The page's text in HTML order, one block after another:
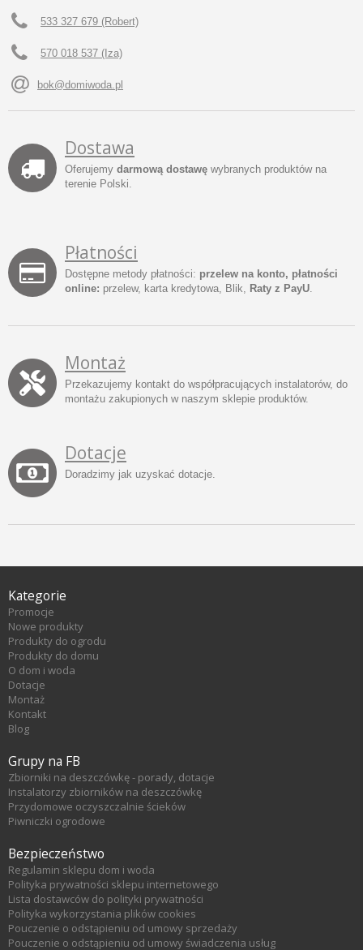
533 327 679 (Robert)
570 018 537 (Iza)
bok@domiwoda.pl
Dostawa
Oferujemy darmową dostawę wybranych produktów na
terenie Polski.
Płatności
Dostępne metody płatności: przelew na konto, płatności
online: przelew, karta kredytowa, Blik, Raty z PayU
Montaż
Przekazujemy kontakt do współpracujących instalatorów, do
montażu zakupionych w naszym sklepie produktów.
Dotacje
Doradzimy jak uzyskać dotacje.
Kategorie
Promocje
Nowe produkty
Produkty do ogrodu
Produkty do domu
O dom i woda
Dotacje
Montaż
Kontakt
Blog
Grupy na FB
Zbiorniki na deszczówkę - porady, dotacje
Instalatorzy zbiorników na deszczówkę
Przydomowe oczyszczalnie ścieków
Piwniczki ogrodowe
Bezpieczeństwo
Regulamin sklepu dom i woda
Polityka prywatności sklepu internetowego
Lista dostawców do polityki prywatności
Polityka wykorzystania plików cookies
Pouczenie o odstąpieniu od umowy sprzedaży
Pouczenie o odstąpieniu od umowy świadczenia usług